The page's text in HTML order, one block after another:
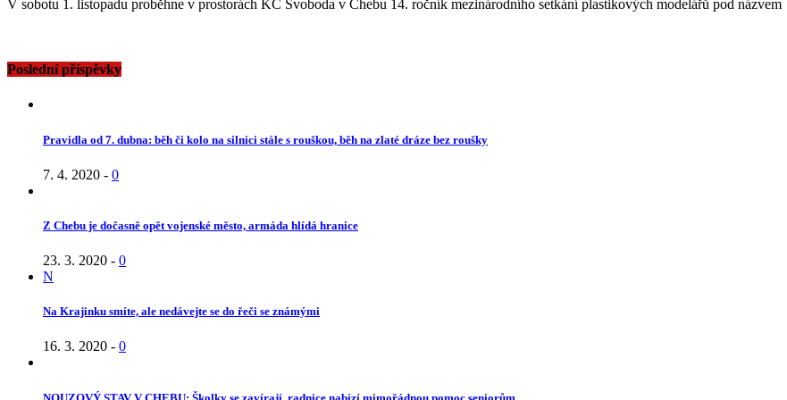
V sobotu 1. listopadu proběhne v prostorách KC Svoboda v Chebu 14. ročník mezinárodního setkání plastikových modelářů pod názvem
Poslední příspěvky
Pravidla od 7. dubna: běh či kolo na silnici stále s rouškou, běh na zlaté dráze bez roušky
7. 4. 2020 - 0
Z Chebu je dočasně opět vojenské město, armáda hlídá hranice
23. 3. 2020 - 0
N
Na Krajinku smíte, ale nedávejte se do řeči se známými
16. 3. 2020 - 0